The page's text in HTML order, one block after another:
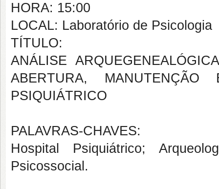
HORA: 15:00
LOCAL: Laboratório de Psicologia
TÍTULO:
ANÁLISE
ABERTURA,
PSIQUIÁTRICO
PALAVRAS-CHAVES:
Hospital Psiquiátrico;
Psicossocial.